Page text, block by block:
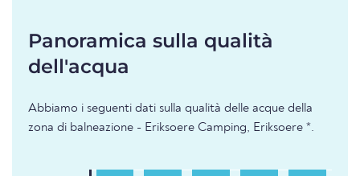
Panoramica sulla qualità
dell'acqua
Abbiamo i seguenti dati sulla qualità delle acque della
zona di balneazione - Eriksoere Camping, Eriksoere *.